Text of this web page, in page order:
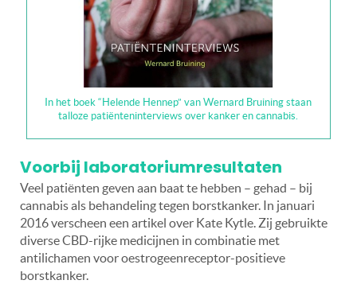
In het boek “Helende Hennep” van Wernard Bruining staan
talloze patiënteninterviews over kanker en cannabis.
Voorbij laboratoriumresultaten
Veel patiënten geven aan baat te hebben – gehad – bij
cannabis als behandeling tegen borstkanker. In januari
2016 verscheen een artikel over Kate Kytle. Zij gebruikte
diverse CBD-rijke medicijnen in combinatie met
antilichamen voor oestrogeenreceptor-positieve
borstkanker.